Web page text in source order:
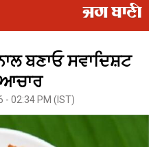
ਬਣਾਓ ਸਵਾਦਿਸ਼ਟ
ਆਚਾਰ
- 02:34 PM (IST)